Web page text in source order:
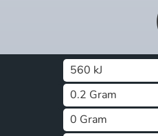
560 kJ
0.2 Gram
0 Gram